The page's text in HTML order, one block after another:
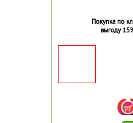
Покупка по
выгоду